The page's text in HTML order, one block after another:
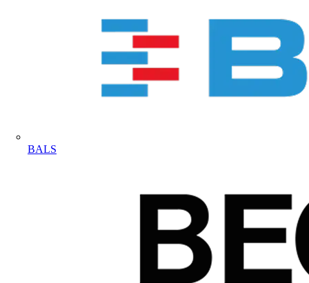
BALS